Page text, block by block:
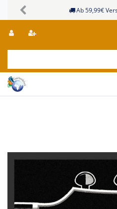
Ab 59,99€ Versandfrei für DE
Previous